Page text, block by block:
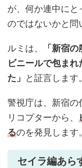
が、何か連中にと
のではないかと問
ルミは、
「新宿
ビニールで包ま
た」
と証言します
警視庁は、新宿の
リコプターから、
るのを発見します。
セイラ編あら